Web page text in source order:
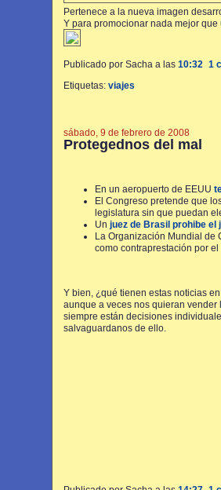
Pertenece a la nueva imagen
Y para promocionar nada mejor que
Publicado por Sachaa las10:32 1
Etiquetas:viajes
sábado, 9 de febrero de 2008
Protegednos del mal
En un aeropuerto de EEUU
El Congreso pretende que
legislatura sin que puedan
Unjuez de Brasil prohibe el
La Organización Mundial de
como contraprestación por
Y bien, ¿qué tienen estas noticias
aunque a veces nos quieran
siempre están decisiones
salvaguardanos de ello.